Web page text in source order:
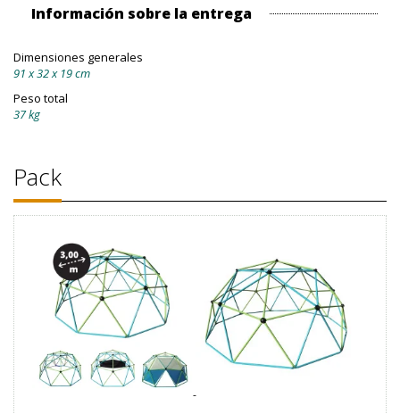
Información sobre la entrega
Dimensiones generales
91 x 32 x 19 cm
Peso total
37 kg
Pack